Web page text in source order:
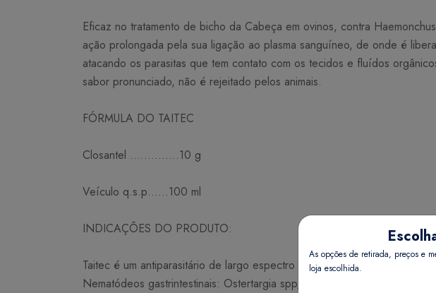
Eficaz no tratamento de bicho da Cabeça em ovinos, contra
ação prolongada pela sua ligação ao plasma sanguíneo, de onde é
atacando os parasitas que tem contato com os tecidos e fluídos
sabor pronunciado, não é rejeitado pelos animais.
FÓRMULA DO TAITEC
Closantel …………..10 g
Veículo q.s.p……100 ml
INDICAÇÕES DO PRODUTO:
Taitec é um antiparasitário de largo espectro indicado para tratamento
Nematódeos gastrintestinais: Ostertargia spp, Haemonchus contortus,
As opções de retirada, preços e
loja escolhida.